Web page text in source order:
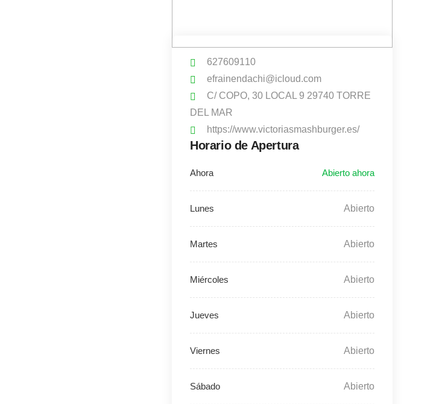
627609110
efrainendachi@icloud.com
C/ COPO, 30 LOCAL 9 29740 TORRE
DEL MAR
https://www.victoriasmashburger.es/
Horario de Apertura
Abierto
Abierto
Abierto
Abierto
Abierto
Abierto